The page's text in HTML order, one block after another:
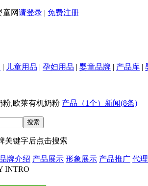
童网请登录 | 免费注册
| 儿童用品 | 孕妇用品 | 婴童品牌 | 产品库 |
粉,欧莱有机奶粉 产品（1个） 新闻(8条)
关键字后点击搜索
牌介绍 产品展示 形象展示 产品推广 代
INTRO